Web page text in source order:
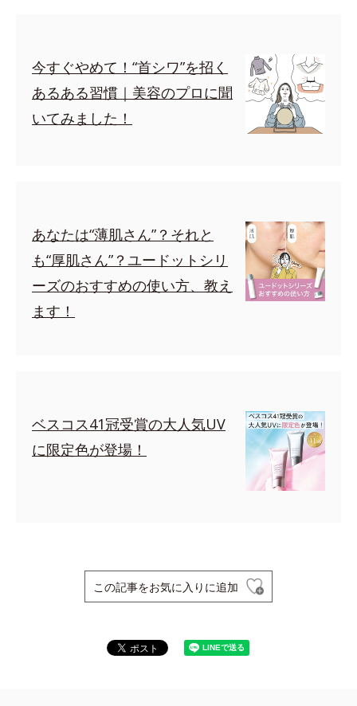
今すぐやめて！“首シワ”を招く
あるある習慣｜美容のプロに聞
いてみました！
あなたは“薄肌さん”？それと
も“厚肌さん”？ユードットシリ
ーズのおすすめの使い方、教え
ます！
ベスコス41冠受賞の大人気UV
に限定色が登場！
この記事をお気に入りに追加